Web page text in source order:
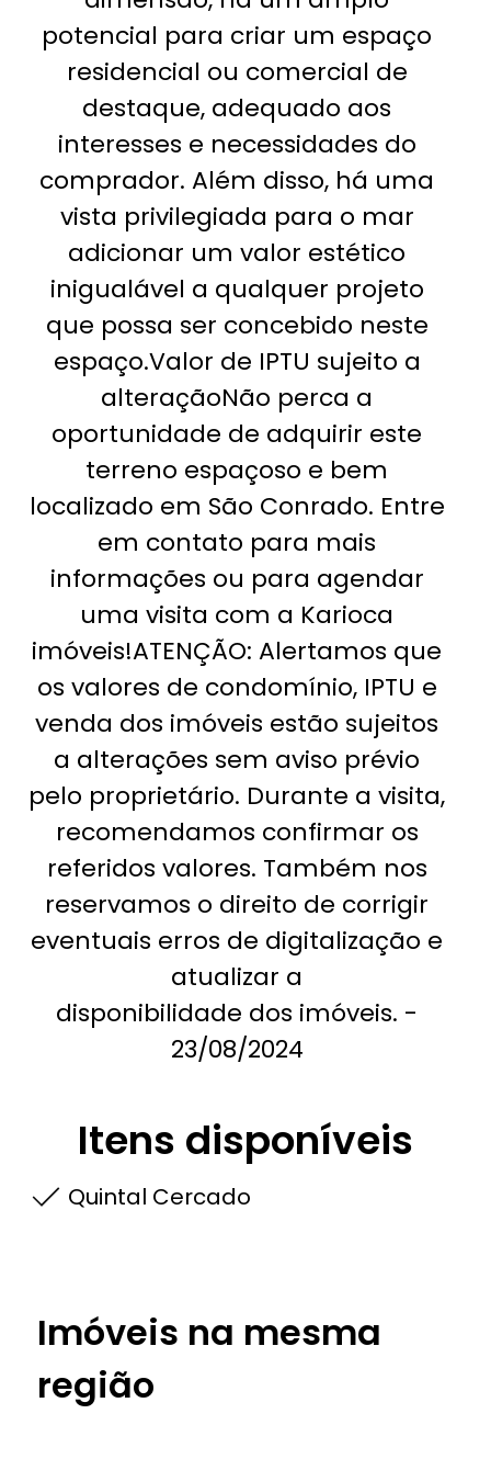
potencial para criar um espaço
residencial ou comercial de
destaque, adequado aos
interesses e necessidades do
comprador. Além disso, há uma
vista privilegiada para o mar
adicionar um valor estético
inigualável a qualquer projeto
que possa ser concebido neste
espaço.Valor de IPTU sujeito a
alteraçãoNão perca a
oportunidade de adquirir este
terreno espaçoso e bem
localizado em São Conrado. Entre
em contato para mais
informações ou para agendar
uma visita com a Karioca
imóveis!ATENÇÃO: Alertamos que
os valores de condomínio, IPTU e
venda dos imóveis estão sujeitos
a alterações sem aviso prévio
pelo proprietário. Durante a visita,
recomendamos confirmar os
referidos valores. Também nos
reservamos o direito de corrigir
eventuais erros de digitalização e
atualizar a
disponibilidade dos imóveis. -
23/08/2024
Itens disponíveis
Quintal Cercado
Imóveis na mesma
região